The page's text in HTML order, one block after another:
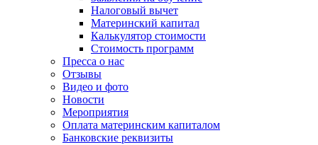
Налоговый вычет
Материнский капитал
Калькулятор стоимости
Стоимость программ
Пресса о нас
Отзывы
Видео и фото
Новости
Мероприятия
Оплата материнским капиталом
Банковские реквизиты